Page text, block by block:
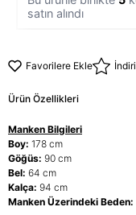
satın alındı
Favorilere Ekle
Ürün Özellikleri
Manken Bilgileri
Boy: 178 cm
Göğüs: 90 cm
Bel: 64 cm
Kalça: 94 cm
Manken Üzerindeki Beden: